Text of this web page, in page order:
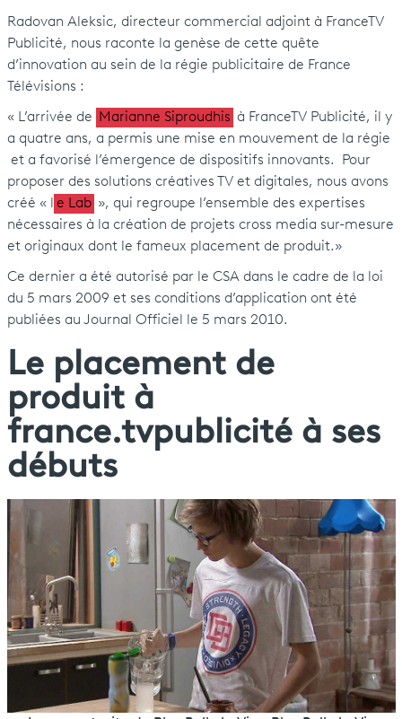
Radovan Aleksic, directeur commercial adjoint à FranceTV
Publicité, nous raconte la genèse de cette quête
d’innovation au sein de la régie publicitaire de France
Télévisions :
« L’arrivée de Marianne Siproudhis à FranceTV Publicité, il y
a quatre ans, a permis une mise en mouvement de la régie
et a favorisé l’émergence de dispositifs innovants. Pour
proposer des solutions créatives TV et digitales, nous avons
créé « l
e Lab », qui regroupe l’ensemble des expertises
nécessaires à la création de projets cross media sur-mesure
et originaux dont le fameux placement de produit.»
Ce dernier a été autorisé par le CSA dans le cadre de la loi
du 5 mars 2009 et ses conditions d’application ont été
publiées au Journal Officiel le 5 mars 2010.
Le placement de
produit à
france.tvpublicité à ses
débuts